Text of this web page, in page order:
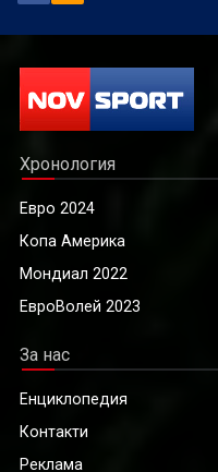
Хронология
Евро 2024
Копа Америка
Мондиал 2022
ЕвроВолей 2023
За нас
Енциклопедия
Контакти
Реклама